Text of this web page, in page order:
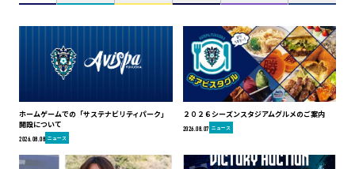
ホームゲームでの「サステナビリティパーク」
開設について
2026.08.08 ニュース
２０２６シーズンスタジアムグルメのご案内
2026.08.07 ニュース